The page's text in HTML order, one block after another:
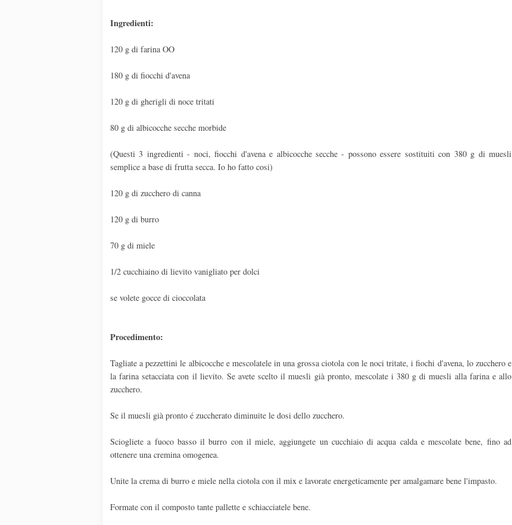
Ingredienti:
120 g di farina OO
180 g di fiocchi d'avena
120 g di gherigli di noce tritati
80 g di albicocche secche morbide
(Questi 3 ingredienti - noci, fiocchi d'avena e albicocche secche - possono essere sostituiti con 380 g di muesli
semplice a base di frutta secca. Io ho fatto cosi)
120 g di zucchero di canna
120 g di burro
70 g di miele
1/2 cucchiaino di lievito vanigliato per dolci
se volete gocce di cioccolata
Procedimento:
Tagliate a pezzettini le albicocche e mescolatele in una grossa ciotola con le noci tritate, i fiochi d'avena, lo zucchero e
la farina setacciata con il lievito. Se avete scelto il muesli già pronto, mescolate i 380 g di muesli alla farina e allo
zucchero.
Se il muesli già pronto é zuccherato diminuite le dosi dello zucchero.
Sciogliete a fuoco basso il burro con il miele, aggiungete un cucchiaio di acqua calda e mescolate bene, fino ad
ottenere una cremina omogenea.
Unite la crema di burro e miele nella ciotola con il mix e lavorate energeticamente per amalgamare bene l'impasto.
Formate con il composto tante pallette e schiacciatele bene.